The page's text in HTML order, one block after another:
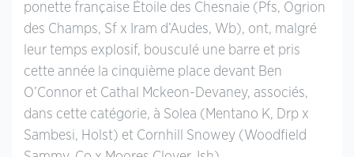
ponette française Étoile des Chesnaie (Pfs, Ogrion
des Champs, Sf x Iram d’Audes, Wb), ont, malgré
leur temps explosif, bousculé une barre et pris
cette année la cinquième place devant Ben
O’Connor et Cathal Mckeon-Devaney, associés,
dans cette catégorie, à Solea (Mentano K, Drp x
Sambesi, Holst) et Cornhill Snowey (Woodfield